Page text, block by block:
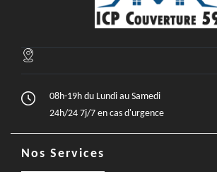
08h-19h du Lundi au Samedi
24h/24 7j/7 en cas d'urgence
Nos Services